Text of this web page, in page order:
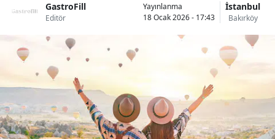
GastroFill
Editör
Yayınlanma
18 Ocak 2026 - 17:43
İstanbul
Bakırköy